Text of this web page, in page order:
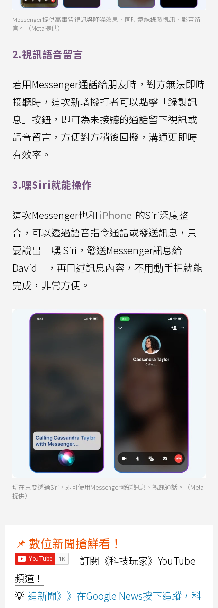
Messenger提供高畫質視訊與降噪效果，同時還能錄製視訊、影音留
言。（Meta提供）
2.視訊語音留言
若用Messenger通話給朋友時，對方無法即時
接聽時，這次新增撥打者可以點擊「錄製訊
息」按鈕，即可為未接聽的通話留下視訊或
語音留言，方便對方稍後回撥，溝通更即時
有效率。
3.嘿Siri就能操作
這次Messenger也和 iPhone 的Siri深度整
合，可以透過語音指令通話或發送訊息，只
要說出「嘿 Siri，發送Messenger訊息給
David」，再口述訊息內容，不用動手指就能
完成，非常方便。
現在只要透過Siri，即可使用Messenger發送訊息、視訊通話。（Meta
提供）
📌 數位新聞搶鮮看！
訂閱《科技玩家》YouTube
頻道！
💡 追新聞》》在Google News按下追蹤，科